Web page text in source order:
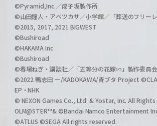
©Pyramid,Inc.／成子坂製作所
©山田鐘人・アベツカサ／小学館／「葬送のフリー
©2015, 2017, 2021 BIGWEST
©Bushiroad
©HAKAMA Inc
©Bushiroad
©春場ねぎ・講談社／「五等分の花嫁∽」製作委員会
©2022 鴨志田 一/KADOKAWA/青ブタ Project
EP・NHK
© NEXON Games Co., Ltd. & Yostar, Inc. All Rights
OLM@STER™& ©Bandai Namco Entertainment
©ATLUS ©SEGA All rights reserved.